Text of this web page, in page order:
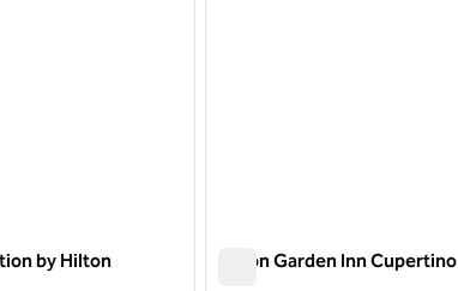
by Hilton
Hilton Garden Inn Cupertino